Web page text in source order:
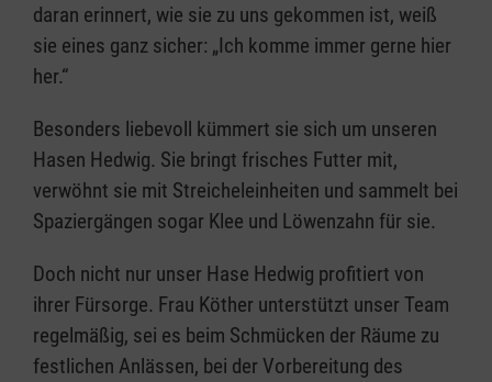
daran erinnert, wie sie zu uns gekommen ist, weiß
sie eines ganz sicher: „Ich komme immer gerne hier
her.“
Besonders liebevoll kümmert sie sich um unseren
Hasen Hedwig. Sie bringt frisches Futter mit,
verwöhnt sie mit Streicheleinheiten und sammelt bei
Spaziergängen sogar Klee und Löwenzahn für sie.
Doch nicht nur unser Hase Hedwig profitiert von
ihrer Fürsorge. Frau Köther unterstützt unser Team
regelmäßig, sei es beim Schmücken der Räume zu
festlichen Anlässen, bei der Vorbereitung des